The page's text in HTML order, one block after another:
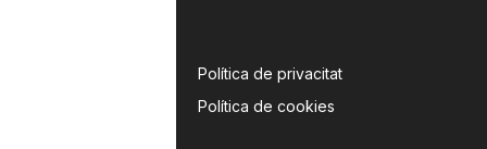
Política de privacitat
Política de cookies